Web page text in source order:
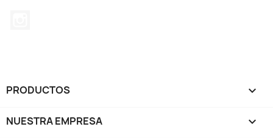
PRODUCTOS 
NUESTRA EMPRESA 